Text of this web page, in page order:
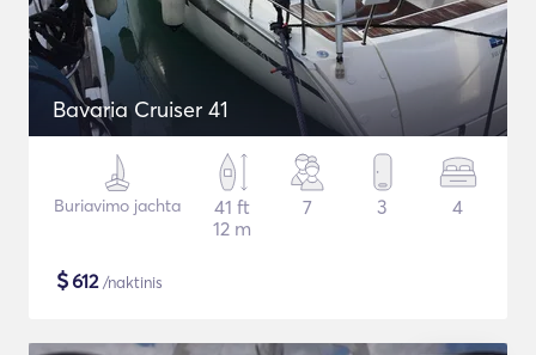
Bavaria Cruiser 41
Buriavimo jachta
41 ft
12 m
7 3 4
$612/naktinis